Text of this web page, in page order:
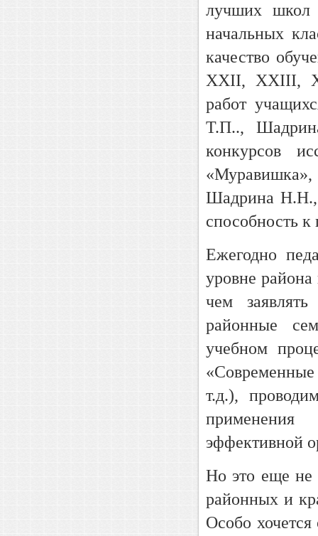
лучших школ
начальных
качество
XXII, XXIII,
работ
Т.П..,
конкурсов
Шадрина Н.Н.,
способность
Ежегодно
уровне
чем
районные
учебном
т.д.),
применения
эффективной
Но это еще не
районных и
Особо